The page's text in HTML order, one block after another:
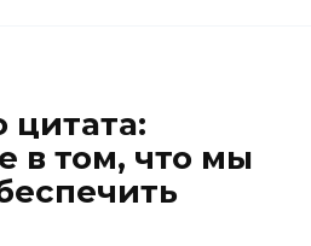
в том, что мы